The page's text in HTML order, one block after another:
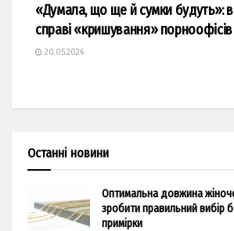
«Думала, що ще й сумки будуть»:
справі «кришування»
20.05.2026
Останні новини
Оптимальна довжина
зробити правильний вибір
примірки